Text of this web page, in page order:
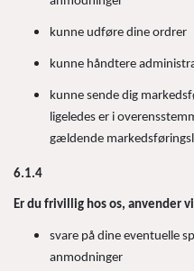
kunne udføre dine ordrer
kunne håndtere
kunne sende dig
ligeledes er i
gældende
6.1.4
Er du frivillig hos os, anvender
svare på dine eventuelle
anmodninger